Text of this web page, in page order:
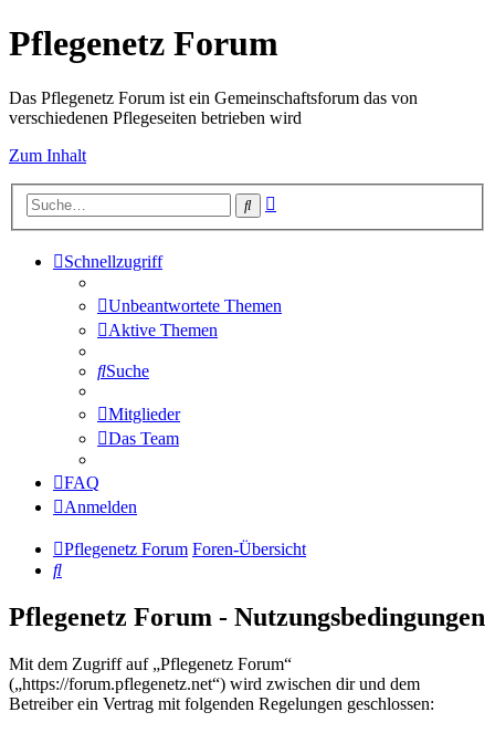
Pflegenetz Forum
Das Pflegenetz Forum ist ein Gemeinschaftsforum das von
verschiedenen Pflegeseiten betrieben wird
Zum Inhalt
Suche
Schnellzugriff
Unbeantwortete Themen
Aktive Themen
Suche
Mitglieder
Das Team
FAQ
Anmelden
Pflegenetz Forum Foren-Übersicht
Suche
Pflegenetz Forum - Nutzungsbedingungen
Mit dem Zugriff auf „Pflegenetz Forum“
(„https://forum.pflegenetz.net“) wird zwischen dir und dem
Betreiber ein Vertrag mit folgenden Regelungen geschlossen: